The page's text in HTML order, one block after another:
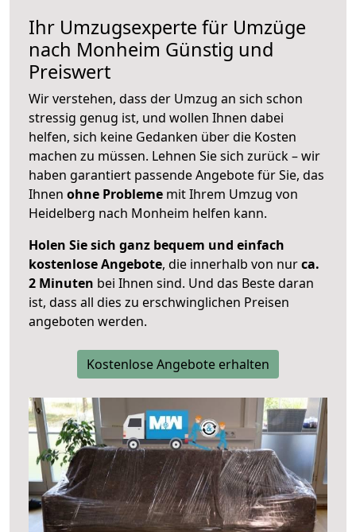
Ihr Umzugsexperte für Umzüge
nach Monheim Günstig und
Preiswert
Wir verstehen, dass der Umzug an sich schon
stressig genug ist, und wollen Ihnen dabei
helfen, sich keine Gedanken über die Kosten
machen zu müssen. Lehnen Sie sich zurück – wir
haben garantiert passende Angebote für Sie, das
Ihnen ohne Probleme mit Ihrem Umzug von
Heidelberg nach Monheim helfen kann.
Holen Sie sich ganz bequem und einfach
kostenlose Angebote, die innerhalb von nurca.
2 Minuten bei Ihnen sind. Und das Beste daran
ist, dass all dies zu erschwinglichen Preisen
angeboten werden.
Kostenlose Angebote erhalten